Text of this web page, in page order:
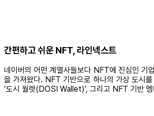
간편하고 쉬운 NFT, 라인넥스트
네이버의 어떤 계열사들보다 NFT에 진심인
을 가져왔다. NFT 기반으로 하나의 가상 도시
‘도시 월렛(DOSI Wallet)’, 그리고 NFT 기반